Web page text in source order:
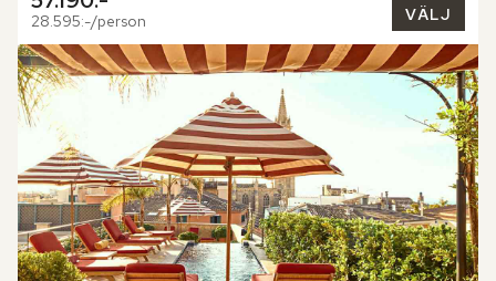
28.595:-/person VÄLJ